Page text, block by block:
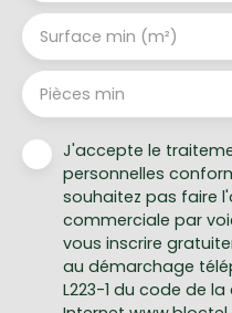
Surface min (m²)
Pièces min
J'accepte le
personnelles
souhaitez pas faire
commerciale par
vous inscrire
au démarchage
L223-1 du code de